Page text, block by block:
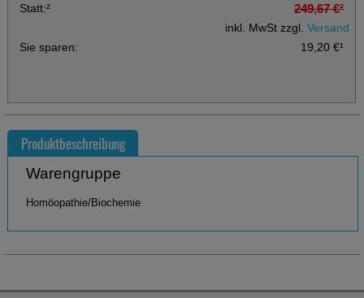
Statt:² 249,67 €²
inkl. MwSt zzgl.Versand
Sie sparen:
19,20 €¹
Produktbeschreibung
Warengruppe
Homöopathie/Biochemie